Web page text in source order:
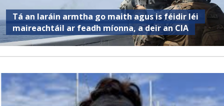
Tá an Iaráin armtha go maith agus is féidir léi
maireachtáil ar feadh míonna, a deir an CIA